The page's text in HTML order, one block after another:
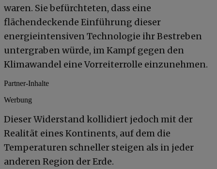
waren. Sie befürchteten, dass eine
flächendeckende Einführung dieser
energieintensiven Technologie ihr Bestreben
untergraben würde, im Kampf gegen den
Klimawandel eine Vorreiterrolle einzunehmen.
Partner-Inhalte
Werbung
Dieser Widerstand kollidiert jedoch mit der
Realität eines Kontinents, auf dem die
Temperaturen schneller steigen als in jeder
anderen Region der Erde.